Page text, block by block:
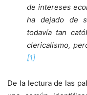
de intereses
ha dejado de
todavía tan
clericalismo,
[1]
De la lectura de las